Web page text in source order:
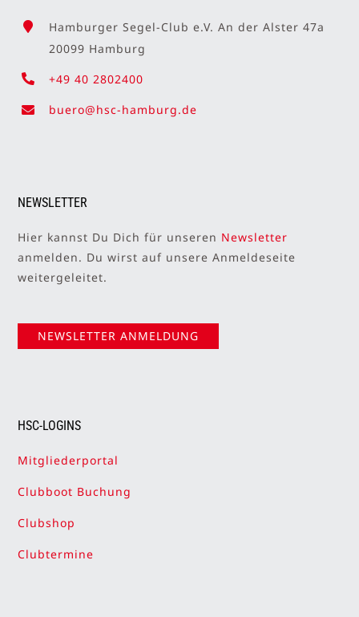
Hamburger Segel-Club e.V. An der Alster 47a
20099 Hamburg
+49 40 2802400
buero@hsc-hamburg.de
NEWSLETTER
Hier kannst Du Dich für unseren Newsletter
anmelden. Du wirst auf unsere Anmeldeseite
weitergeleitet.
NEWSLETTER ANMELDUNG
HSC-LOGINS
Mitgliederportal
Clubboot Buchung
Clubshop
Clubtermine